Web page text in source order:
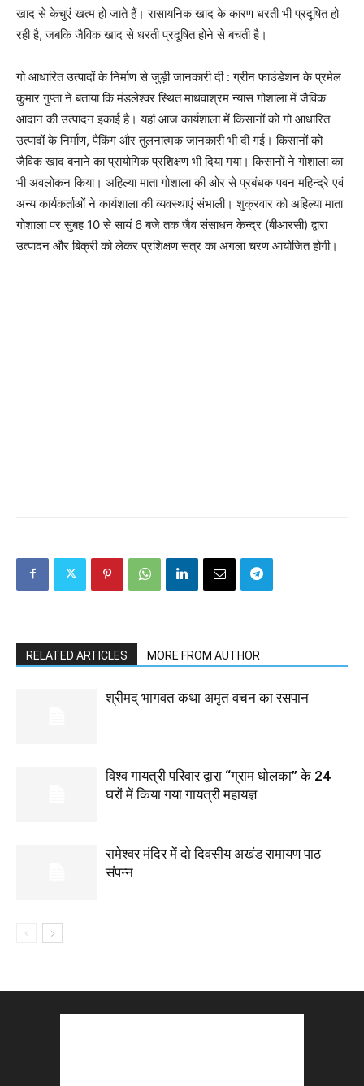
खाद से केचुएं खत्म हो जाते हैं। रासायनिक खाद के कारण धरती भी प्रदूषित हो
रही है, जबकि जैविक खाद से धरती प्रदूषित होने से बचती है।
गो आधारित उत्पादों के निर्माण से जुड़ी जानकारी दी : ग्रीन फाउंडेशन के प्रमेल
कुमार गुप्ता ने बताया कि मंडलेश्वर स्थित माधवाश्रम न्यास गोशाला में जैविक
आदान की उत्पादन इकाई है। यहां आज कार्यशाला में किसानों को गो आधारित
उत्पादों के निर्माण, पैकिंग और तुलनात्मक जानकारी भी दी गई। किसानों को
जैविक खाद बनाने का प्रायोगिक प्रशिक्षण भी दिया गया। किसानों ने गोशाला का
भी अवलोकन किया। अहिल्या माता गोशाला की ओर से प्रबंधक पवन महिन्द्रे एवं
अन्य कार्यकर्ताओं ने कार्यशाला की व्यवस्थाएं संभाली। शुक्रवार को अहिल्या माता
गोशाला पर सुबह 10 से सायं 6 बजे तक जैव संसाधन केन्द्र (बीआरसी) द्वारा
उत्पादन और बिक्री को लेकर प्रशिक्षण सत्र का अगला चरण आयोजित होगी।
RELATED ARTICLES MORE FROM AUTHOR
श्रीमद् भागवत कथा अमृत वचन का रसपान
विश्व गायत्री परिवार द्वारा “ग्राम धोलका” के 24
घरों में किया गया गायत्री महायज्ञ
रामेश्वर मंदिर में दो दिवसीय अखंड रामायण पाठ
संपन्न